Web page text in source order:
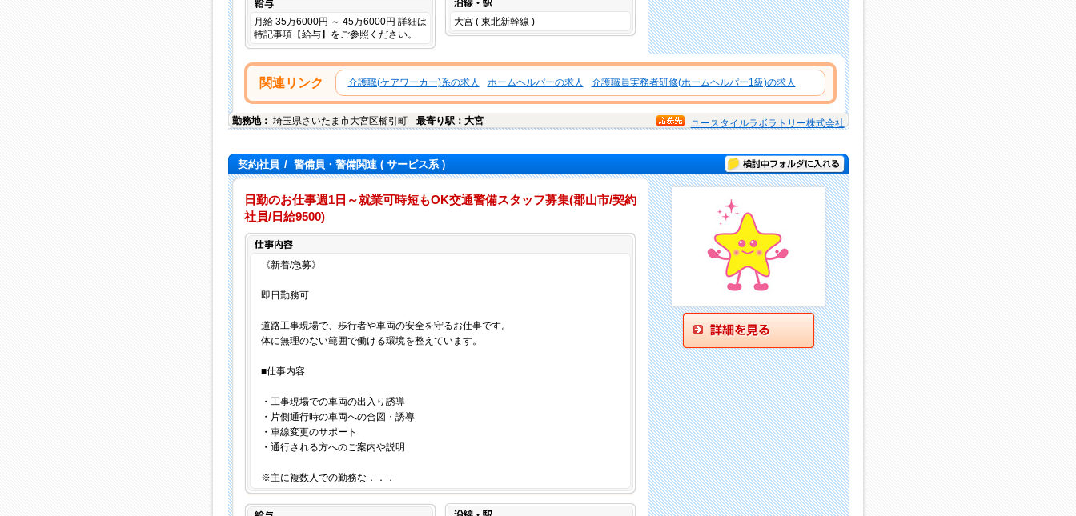
月給 35万6000円 ～ 45万6000円 詳細は
特記事項【給与】をご参照ください。
大宮 ( 東北新幹線 )
関連リンク 介護職(ケアワーカー)系の求人 ホームヘルパーの求人 介護職員実務者研修(ホームヘルパー1級)の求人
勤務地： 埼玉県さいたま市大宮区櫛引町 最寄り駅：大宮 ユースタイルラボラトリー株式会社
契約社員 / 警備員・警備関連( サービス系 ) 検討中フォルダに入れる
日勤のお仕事週1日～就業可時短もOK交通警備スタッフ募集(郡山市/契約
社員/日給9500)
《新着/急募》
即日勤務可
道路工事現場で、歩行者や車両の安全を守るお仕事です。
体に無理のない範囲で働ける環境を整えています。
■仕事内容
・工事現場での車両の出入り誘導
・片側通行時の車両への合図・誘導
・車線変更のサポート
・通行される方へのご案内や説明
※主に複数人での勤務な．．．
給与